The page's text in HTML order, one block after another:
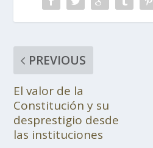
PREVIOUS
El valor de la
Constitución y su
desprestigio desde
las instituciones